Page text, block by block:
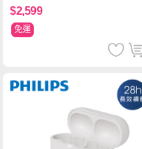
$2,599
免運